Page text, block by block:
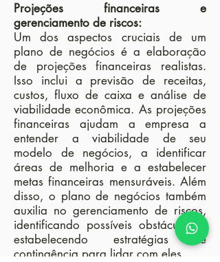
Projeções financeiras e
gerenciamento de riscos:
Um dos aspectos cruciais de um
plano de negócios é a elaboração
de projeções financeiras realistas.
Isso inclui a previsão de receitas,
custos, fluxo de caixa e análise de
viabilidade econômica. As projeções
financeiras ajudam a empresa a
entender a viabilidade de seu
modelo de negócios, a identificar
áreas de melhoria e a estabelecer
metas financeiras mensuráveis. Além
disso, o plano de negócios também
auxilia no gerenciamento de riscos,
identificando possíveis obstáculos e
estabelecendo estratégias de
contingência para lidar com eles.